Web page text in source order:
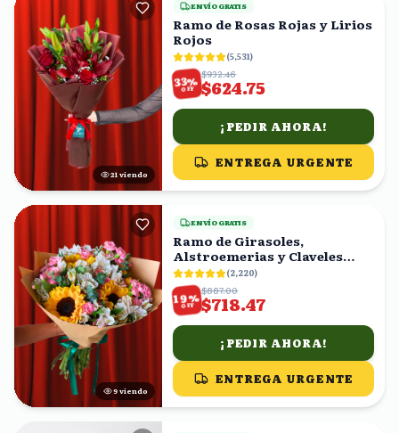
22 viendo
ENVÍO GRATIS
Ramo de Rosas Rojas y Lirios
Rojos
(5,531)
33%
OFF
$932.46
$624.75
¡PEDIR AHORA!
ENTREGA URGENTE
10 viendo
ENVÍO GRATIS
Ramo de Girasoles,
Alstroemerias y Claveles
Rosas
(2,220)
19%
OFF
$887.00
$718.47
¡PEDIR AHORA!
ENTREGA URGENTE